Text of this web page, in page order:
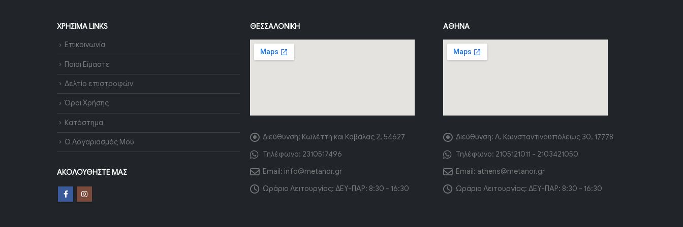
ΧΡΉΣΙΜΑ LINKS
Επικοινωνία
Ποιοι Είμαστε
Δελτίο επιστροφών
Όροι Χρήσης
Κατάστημα
Ο Λογαριασμός Μου
ΑΚΟΛΟΥΘΉΣΤΕ ΜΑΣ
ΘΕΣΣΑΛΟΝΊΚΗ
Διεύθυνση: Κωλέττη και Καβάλας 2, 54627
Τηλέφωνο: 2310517496
Email: info@metanor.gr
Ωράριο Λειτουργίας: ΔΕΥ-ΠΑΡ: 8:30 - 16:30
ΑΘΉΝΑ
Διεύθυνση: Λ. Κωνσταντινουπόλεως 30, 17778
Τηλέφωνο: 2105121011 - 2103421050
Email: athens@metanor.gr
Ωράριο Λειτουργίας: ΔΕΥ-ΠΑΡ: 8:30 - 16:30